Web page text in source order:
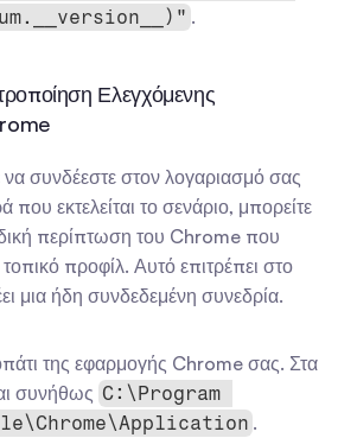
.
Ελεγχόμενης
να συνδέεστε στον λογαριασμό σας
εκτελείται το σενάριο, μπορείτε
περίπτωση του Chrome που
προφίλ. Αυτό επιτρέπει στο
μια ήδη συνδεδεμένη συνεδρία.
της εφαρμογής Chrome σας. Στα
συνήθως C:\Program
.